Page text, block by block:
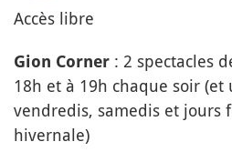
Accès libre
Gion Corner : 2 spectacles
18h et à 19h chaque soir
vendredis, samedis et jours
hivernale)